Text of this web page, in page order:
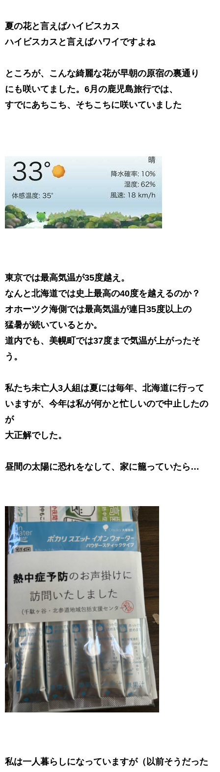
夏の花と言えばハイビスカス
ハイビスカスと言えばハワイですよね
ところが、こんな綺麗な花が早朝の原宿の裏通り
にも咲いてました。6月の鹿児島旅行では、
すでにあちこち、そちこちに咲いていました
東京では最高気温が35度越え。
なんと北海道では史上最高の40度を越えるのか？
オホーツク海側では最高気温が連日35度以上の
猛暑が続いているとか。
道内でも、美幌町では37度まで気温が上がったそ
う。
私たち未亡人3人組は夏には毎年、北海道に行って
いますが、今年は私が何かと忙しいので中止したの
が
大正解でした。
昼間の太陽に恐れをなして、家に籠っていたら…
​私は一人暮らしになっていますが（以前そうだった